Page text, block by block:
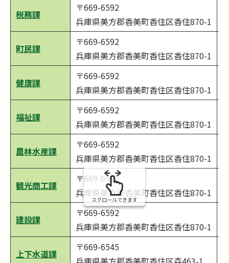
税務課
〒669-6592
兵庫県美方郡香美町香住区香住870-1
町民課
〒669-6592
兵庫県美方郡香美町香住区香住870-1
健康課
〒669-6592
兵庫県美方郡香美町香住区香住870-1
福祉課
〒669-6592
兵庫県美方郡香美町香住区香住870-1
農林水産課
〒669-6592
兵庫県美方郡香美町香住区香住870-1
観光商工課
〒669-6592
兵庫県美方郡香美町香住区香住870-1
建設課
〒669-6592
兵庫県美方郡香美町香住区香住870-1
上下水道課
〒669-6545
スクロールできます